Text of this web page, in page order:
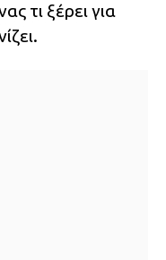
τι ξέρει για